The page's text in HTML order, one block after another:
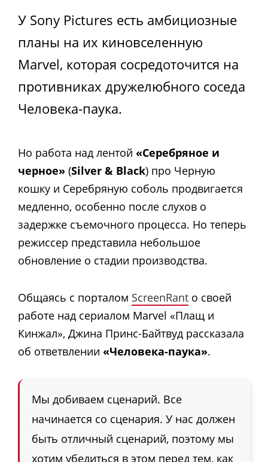
У Sony Pictures есть амбициозные
планы на их киновселенную
Marvel, которая сосредоточится на
противниках дружелюбного соседа
Человека-паука.
Но работа над лентой «Серебряное и
черное» (Silver & Black) про Черную
кошку и Серебряную соболь продвигается
медленно, особенно после слухов о
задержке съемочного процесса. Но теперь
режиссер представила небольшое
обновление о стадии производства.
Общаясь с порталом ScreenRant о своей
работе над сериалом Marvel «Плащ и
Кинжал», Джина Принс-Байтвуд рассказала
об ответвлении «Человека-паука».
Мы добиваем сценарий. Все
начинается со сценария. У нас должен
быть отличный сценарий, поэтому мы
хотим убедиться в этом перед тем, как